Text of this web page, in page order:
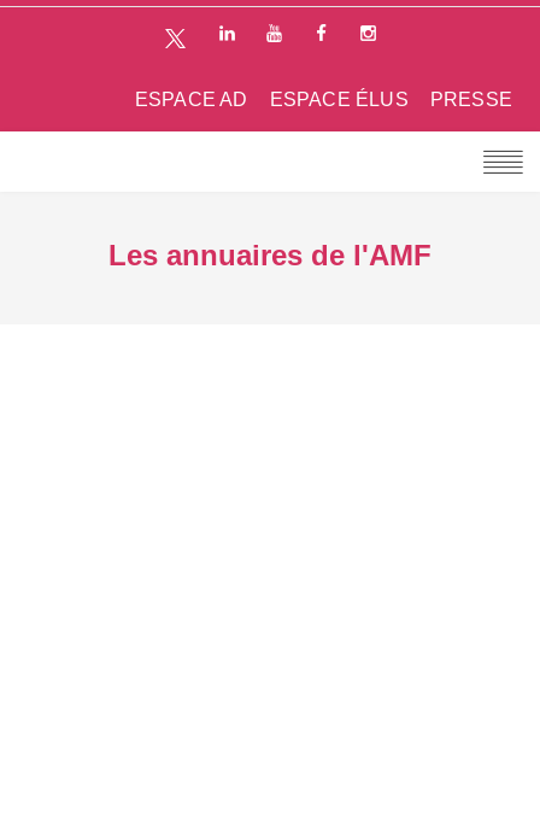
PRESSE
ESPACE ÉLUS
ESPACE AD
Les annuaires de l'AMF